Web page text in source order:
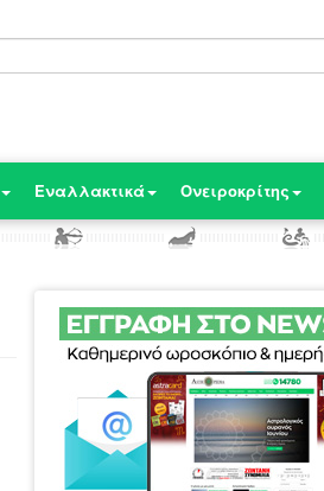
Εναλλακτικά Ονειροκρίτης